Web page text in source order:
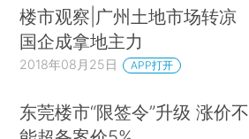
楼市观察|广州土地市场转凉
国企成拿地主力
2018年08月25日 APP打开
东莞楼市“限签令”升级 涨价不